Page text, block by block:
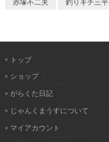
トップ
ショップ
がらくた日記
じゃんくまうすについて
マイアカウント